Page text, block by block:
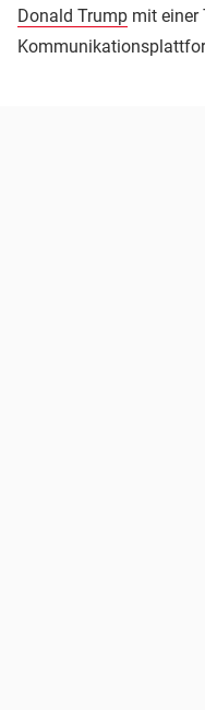
Donald Trump mit einer